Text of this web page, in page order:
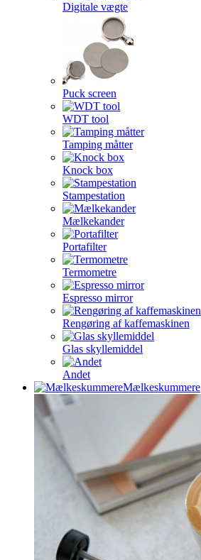
Digitale vægte
Puck screen
WDT tool
Tamping måtter
Knock box
Stampestation
Mælkekander
Portafilter
Termometre
Espresso mirror
Rengøring af kaffemaskinen
Glas skyllemiddel
Andet
Mælkeskummere